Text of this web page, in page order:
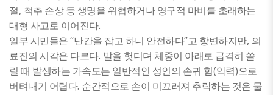
절, 척추 손상 등 생명을 위협하거나 영구적 마비를 초래하는
대형 사고로 이어진다.
일부 시민들은 “난간을 잡고 하니 안전하다”고 항변하지만, 의
료진의 시각은 다르다. 발을 헛디뎌 체중이 아래로 급격히 쏠
릴 때 발생하는 가속도는 일반적인 성인의 손귀 힘(악력)으로
버텨내기 어렵다. 순간적으로 손이 미끄러져 추락하는 것은 물